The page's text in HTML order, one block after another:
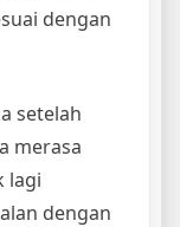
dengan
setelah
merasa
lagi
dengan